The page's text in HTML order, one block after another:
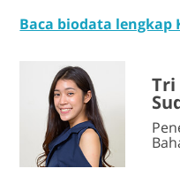
Baca biodata lengkap
Tri